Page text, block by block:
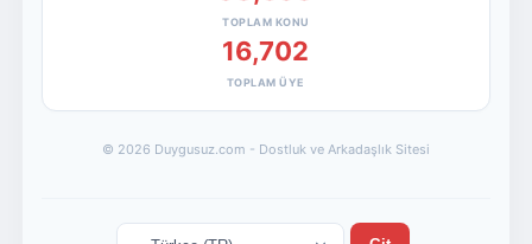
TOPLAM KONU
16,702
TOPLAM ÜYE
© 2026 Duygusuz.com - Dostluk ve Arkadaşlık Sitesi